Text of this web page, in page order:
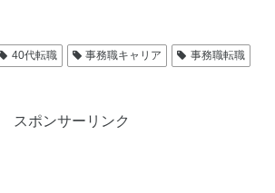
40代転職 事務職キャリア
事務職転職
スポンサーリンク